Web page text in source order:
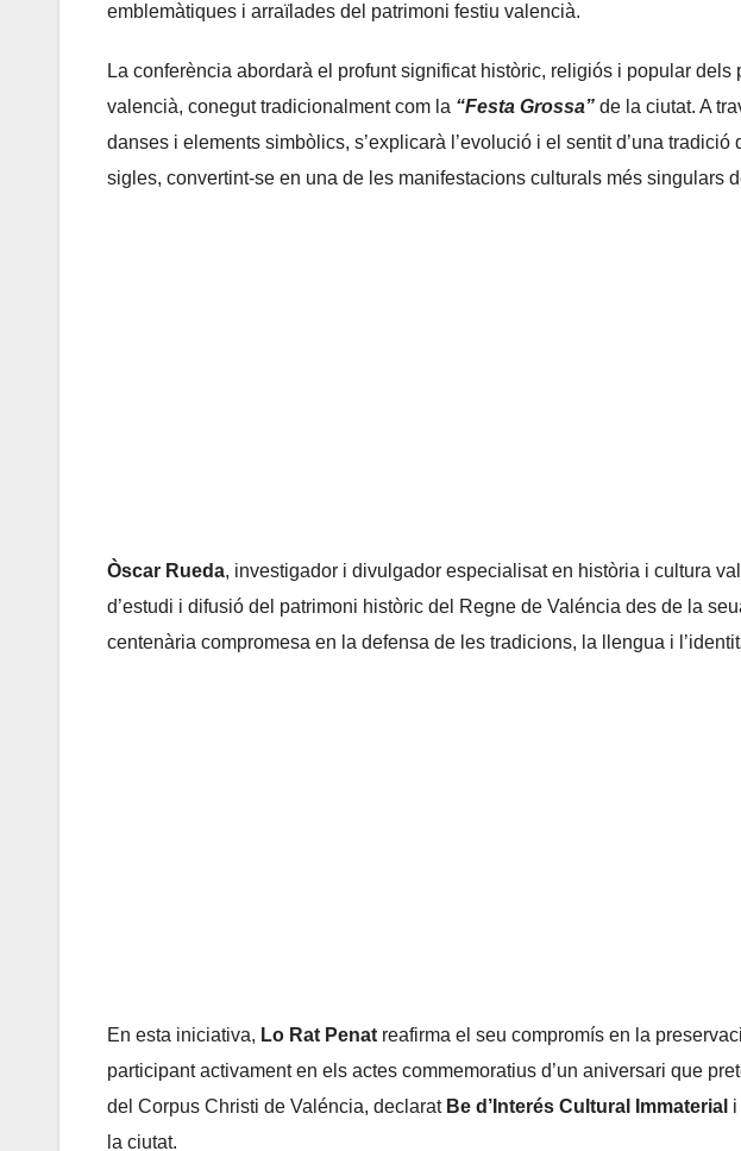
emblemàtiques i arraïlades del patrimoni festiu valencià.
La conferència abordarà el profunt significat històric, religiós i popular
valencià, conegut tradicionalment com la “Festa Grossa” de la ciutat. A
danses i elements simbòlics, s’explicarà l’evolució i el sentit d’una
sigles, convertint-se en una de les manifestacions culturals més singulars
Òscar Rueda, investigador i divulgador especialisat en història i cultura
d’estudi i difusió del patrimoni històric del Regne de Valéncia des de la
centenària compromesa en la defensa de les tradicions, la llengua i
En esta iniciativa, Lo Rat Penat reafirma el seu compromís en la
participant activament en els actes commemoratius d’un aniversari que
del Corpus Christi de Valéncia, declarat Be d’Interés Cultural Immaterial
la ciutat.